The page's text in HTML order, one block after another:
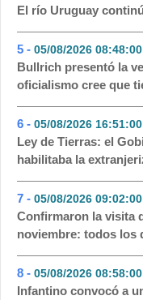
El río Uruguay
5 - 05/08/2026 08:48:00
Bullrich presentó la
oficialismo cree que
6 - 05/08/2026 16:51:00
Ley de Tierras: el
habilitaba la
7 - 05/08/2026 09:02:00
Confirmaron la visita
noviembre: todos los
8 - 05/08/2026 08:58:00
Infantino convocó a